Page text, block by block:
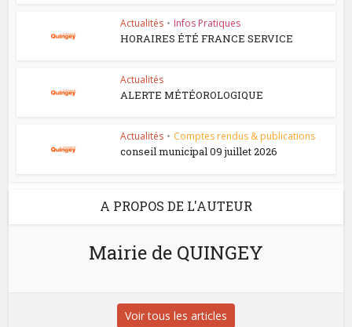
Actualités • Infos Pratiques
HORAIRES ÉTÉ FRANCE SERVICE
Actualités
ALERTE MÉTÉOROLOGIQUE
Actualités • Comptes rendus & publications
conseil municipal 09 juillet 2026
A PROPOS DE L'AUTEUR
Mairie de QUINGEY
Voir tous les articles